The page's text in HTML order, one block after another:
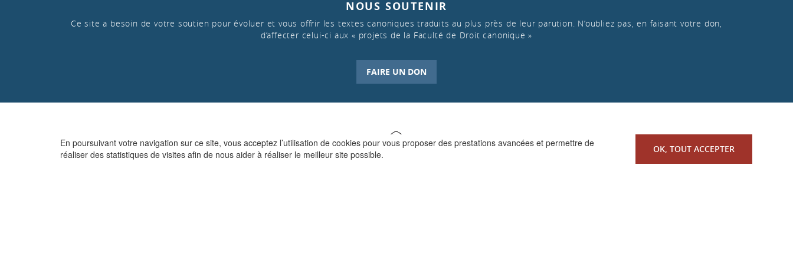
En poursuivant votre navigation sur ce site, vous acceptez l’utilisation de cookies pour vous proposer des prestations avancées et permettre de
réaliser des statistiques de visites afin de nous aider à réaliser le meilleur site possible.
OK, TOUT ACCEPTER
NOUS SOUTENIR
Ce site a besoin de votre soutien pour évoluer et vous offrir les textes canoniques traduits au plus près de leur parution. N’oubliez pas, en faisant votre don,
d’affecter celui-ci aux « projets de la Faculté de Droit canonique »
FAIRE UN DON